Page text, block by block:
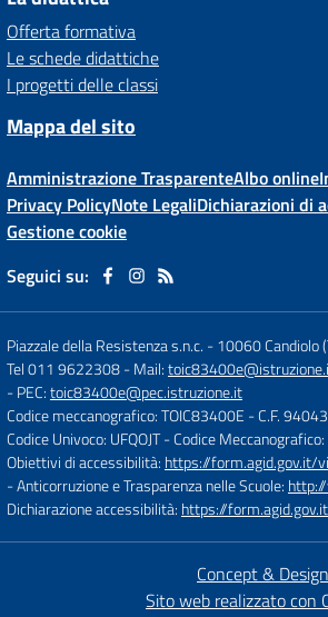
Offerta formativa
Le schede didattiche
I progetti delle classi
Mappa del sito
Amministrazione TrasparenteAlbo online
Privacy PolicyNote LegaliDichiarazioni di
Gestione cookie
Seguici su:
Piazzale della Resistenza s.n.c. -10060 Candiolo
Tel 011 9622308- Mail:
- PEC:toic83400e@pec.istruzione.it
Codice meccanografico: TOIC83400E - C.F.
Codice Univoco: UFQOJT- Codice
Obiettivi di accessibilità: https://
- Anticorruzione e Trasparenza nelle Scuole:
Dichiarazione accessibilità: https://
Concept &
Sito web realizzato con